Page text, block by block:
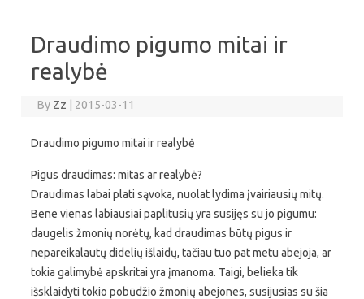
Draudimo pigumo mitai ir
realybė
By Zz 2015-03-11
Draudimo pigumo mitai ir realybė
Pigus draudimas: mitas ar realybė?
Draudimas labai plati sąvoka, nuolat lydima įvairiausių mitų.
Bene vienas labiausiai paplitusių yra susijęs su jo pigumu:
daugelis žmonių norėtų, kad draudimas būtų pigus ir
nepareikalautų didelių išlaidų, tačiau tuo pat metu abejoja, ar
tokia galimybė apskritai yra įmanoma. Taigi, belieka tik
išsklaidyti tokio pobūdžio žmonių abejones, susijusias su šia